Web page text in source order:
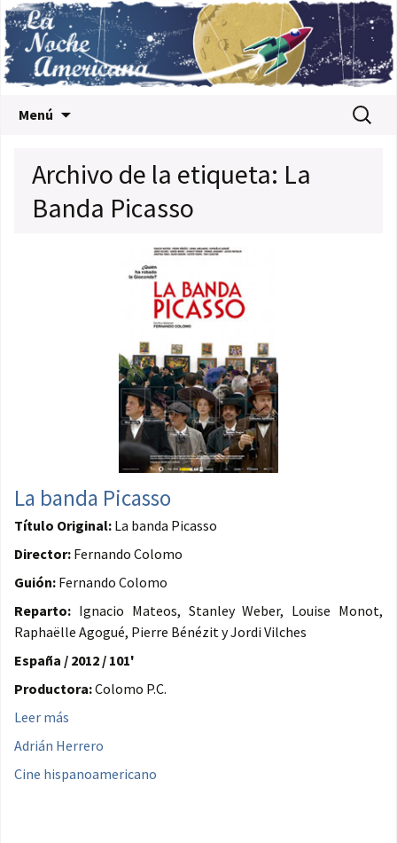
Menú Buscar:
Archivo de la etiqueta: La
Banda Picasso
La banda Picasso
Título Original: La banda Picasso
Director: Fernando Colomo
Guión: Fernando Colomo
Reparto: Ignacio Mateos, Stanley Weber, Louise Monot,
Raphaëlle Agogué, Pierre Bénézit y Jordi Vilches
España / 2012 / 101'
Productora:Colomo P.C.
Leer más
Adrián Herrero
Cine hispanoamericano